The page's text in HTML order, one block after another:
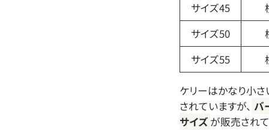
サイズ45
サイズ50
サイズ55
ケリーはかなり小
されていますが、 バ
サイズ が販売されて